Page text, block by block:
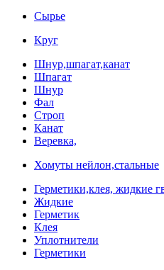
Сырье
Круг
Шнур,шпагат,канат
Шпагат
Шнур
Фал
Строп
Канат
Веревка,
Хомуты нейлон,стальные
Герметики,клея, жидкие
Жидкие
Герметик
Клея
Уплотнители
Герметики